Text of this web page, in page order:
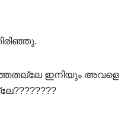
ഇനിയും അവളെ